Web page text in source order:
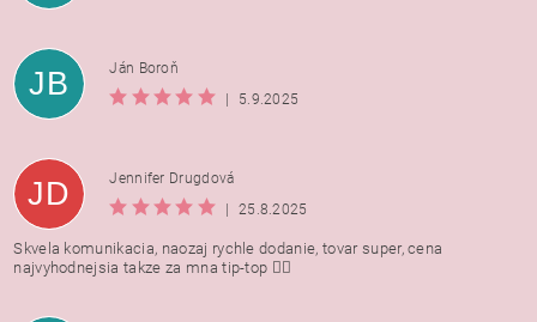
JB
Ján Boroň
5.9.2025
JD
Jennifer Drugdová
25.8.2025
Skvela komunikacia, naozaj rychle dodanie, tovar super, cena
najvyhodnejsia takze za mna tip-top 👍🏻